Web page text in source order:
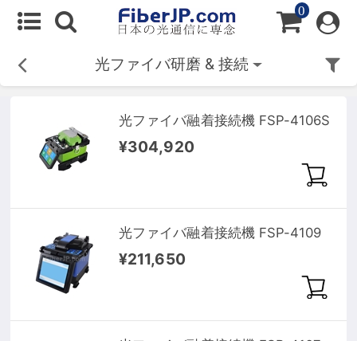
0
光ファイバ研磨 & 接続
光ファイバ融着接続機 FSP-4106S
¥304,920
光ファイバ融着接続機 FSP-4109
¥211,650